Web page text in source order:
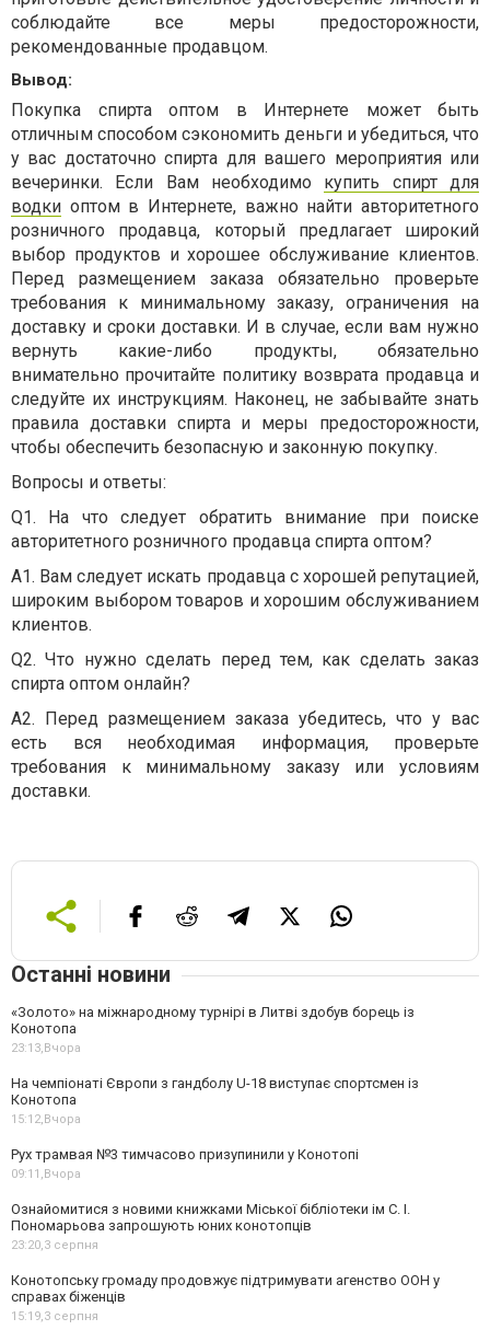
соблюдайте все меры предосторожности,
рекомендованные продавцом.
Вывод:
Покупка спирта оптом в Интернете может быть
отличным способом сэкономить деньги и убедиться, что
у вас достаточно спирта для вашего мероприятия или
вечеринки. Если Вам необходимо купить спирт для
водки оптом в Интернете, важно найти авторитетного
розничного продавца, который предлагает широкий
выбор продуктов и хорошее обслуживание клиентов.
Перед размещением заказа обязательно проверьте
требования к минимальному заказу, ограничения на
доставку и сроки доставки. И в случае, если вам нужно
вернуть какие-либо продукты, обязательно
внимательно прочитайте политику возврата продавца и
следуйте их инструкциям. Наконец, не забывайте знать
правила доставки спирта и меры предосторожности,
чтобы обеспечить безопасную и законную покупку.
Вопросы и ответы:
Q1. На что следует обратить внимание при поиске
авторитетного розничного продавца спирта оптом?
А1. Вам следует искать продавца с хорошей репутацией,
широким выбором товаров и хорошим обслуживанием
клиентов.
Q2. Что нужно сделать перед тем, как сделать заказ
спирта оптом онлайн?
А2. Перед размещением заказа убедитесь, что у вас
есть вся необходимая информация, проверьте
требования к минимальному заказу или условиям
доставки.
Останні новини
«Золото» на міжнародному турнірі в Литві здобув борець із
Конотопа
23:13,Вчора
На чемпіонаті Європи з гандболу U-18 виступає спортсмен із
Конотопа
15:12,Вчора
Рух трамвая №3 тимчасово призупинили у Конотопі
09:11,Вчора
Ознайомитися з новими книжками Міської бібліотеки ім С. І.
Пономарьова запрошують юних конотопців
23:20,3 серпня
Конотопську громаду продовжує підтримувати агенство ООН у
справах біженців
15:19,3 серпня